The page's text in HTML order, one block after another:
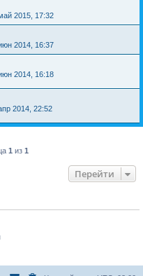
2015, 17:32
2014, 16:37
2014, 16:18
2014, 22:52
1 из 1
Перейти